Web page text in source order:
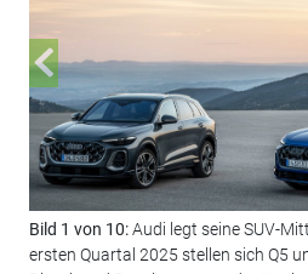
Bild 1 von 10:Audi legt seine SUV-
ersten Quartal 2025 stellen sich Q5